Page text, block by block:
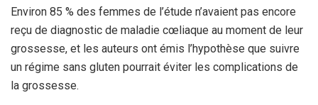
Environ 85 % des femmes de l’étude n’avaient pas encore
reçu de diagnostic de maladie cœliaque au moment de leur
grossesse, et les auteurs ont émis l’hypothèse que suivre
un régime sans gluten pourrait éviter les complications de
la grossesse.